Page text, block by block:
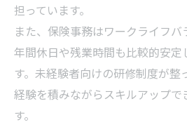
保険求人事務でキャリア
は
スキルを活かせる保険
資格取得が有利な保険
キャリア形成に役立つ
担っています。
また、保険事務はワークライフバ
年間休日や残業時間も比較的安定
す。未経験者向けの研修制度が整
経験を積みながらスキルアップで
す。